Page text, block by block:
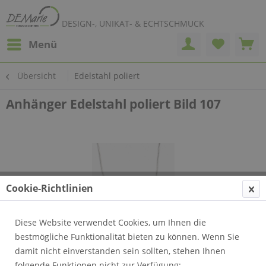
DESIGN-, UNIKAT- & ECHTSCHMUCK
Menü
Übersicht Edelstahl poliert
Anhänger Edelstahl poliert Bild 107
Cookie-Richtlinien
Diese Website verwendet Cookies, um Ihnen die
bestmögliche Funktionalität bieten zu können. Wenn Sie
damit nicht einverstanden sein sollten, stehen Ihnen